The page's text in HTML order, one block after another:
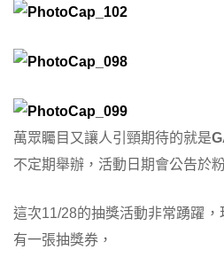
萬眾矚目又讓人引頸期待的就是
不定期舉辦，活動日期會公告於
這次11/28的抽獎活動非常踴躍
有一張抽獎券，